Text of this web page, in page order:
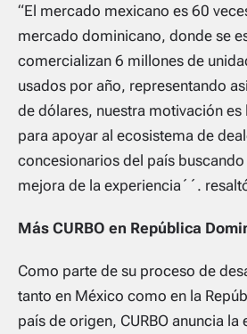
“El mercado mexicano es 60
mercado dominicano, donde se
comercializan 6 millones de
usados por año, representando
de dólares, nuestra motivación
para apoyar al ecosistema de
concesionarios del país
mejora de la experiencia´´.
Más CURBO en República
Como parte de su proceso de
tanto en México como en la
país de origen, CURBO anuncia